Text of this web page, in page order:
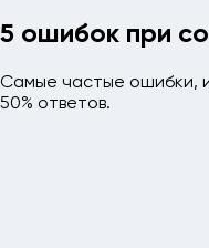
5 ошибок при
Самые частые ошибки,
50% ответов.